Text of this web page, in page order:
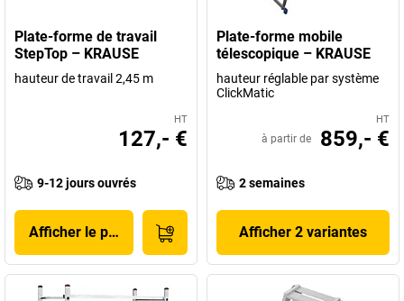
Plate-forme de travail
StepTop – KRAUSE
hauteur de travail 2,45 m
HT
127,- €
9-12 jours ouvrés
Afficher le produit
Plate-forme mobile
télescopique – KRAUSE
hauteur réglable par système
ClickMatic
HT
à partir de 859,- €
2 semaines
Afficher 2 variantes